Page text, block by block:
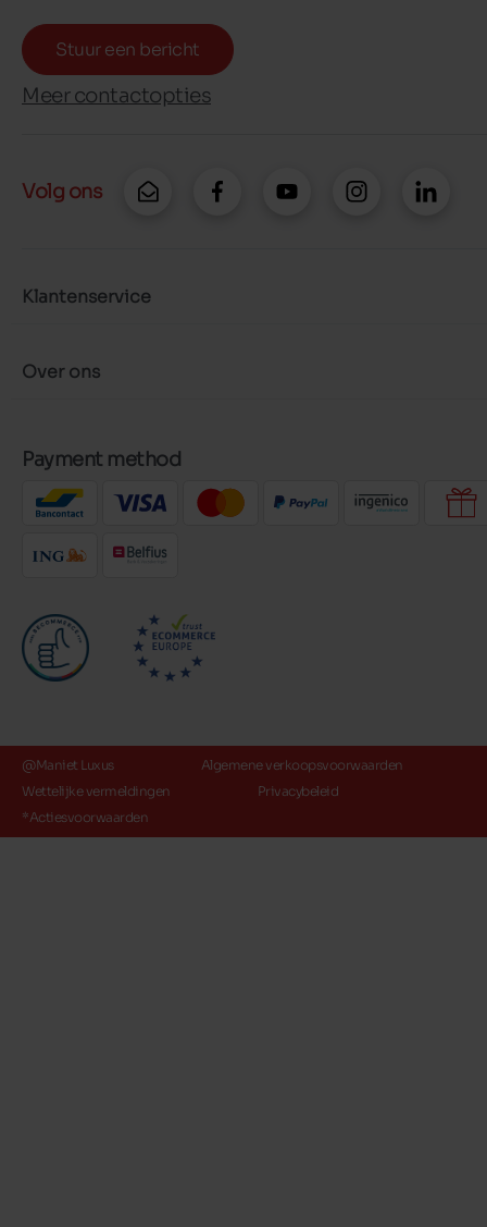
Stuur een bericht
Meer contactopties
Volg ons
Klantenservice
Over ons
Payment method
@Maniet Luxus
Algemene verkoopsvoorwaarden
Wettelijke vermeldingen
Privacybeleid
*Actiesvoorwaarden